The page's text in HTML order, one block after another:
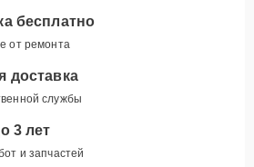
бесплатно
от ремонта
доставка
службы
3 лет
и запчастей